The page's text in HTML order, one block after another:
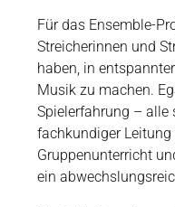
Für das Ensemble-
Streicherinnen und
haben, in
Musik zu machen.
Spielerfahrung –
fachkundiger
Gruppenunterricht
ein